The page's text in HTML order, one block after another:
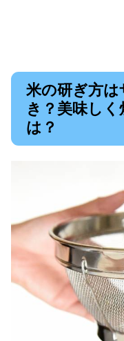
米の研ぎ方
き？美味し
は？